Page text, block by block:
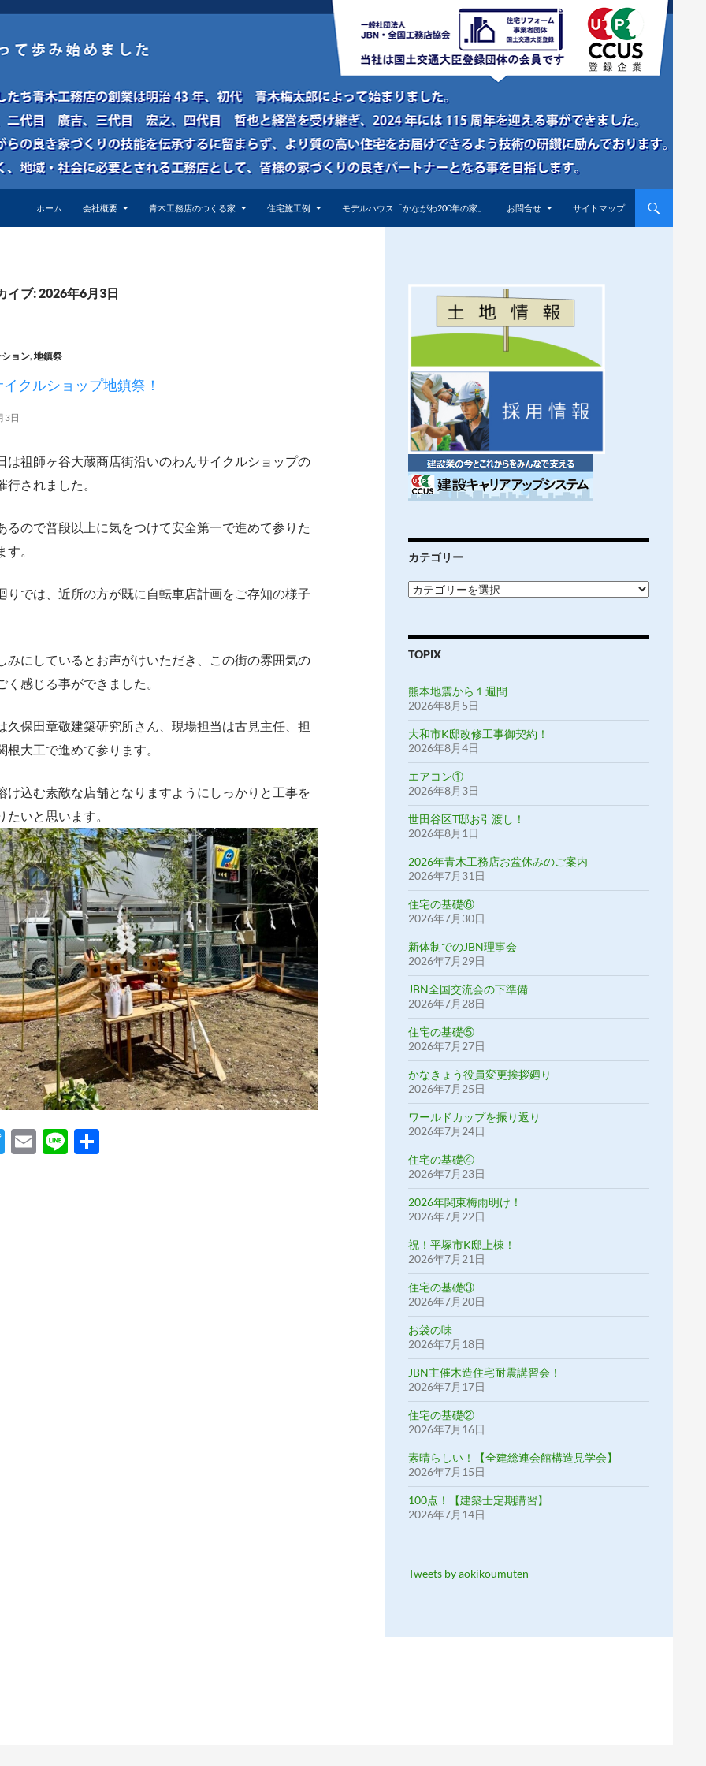
ホーム 会社概要 青木工務店のつくる家 住宅施工例 モデルハウス「かながわ200年の家」 お問合せ サイトマップ
イブ: 2026年6月3日
ョン,地鎮祭
クルショップ地鎮祭！
3日
は祖師ヶ谷大蔵商店街沿いのわんサイクルショップの
行されました。
るので普段以上に気をつけて安全第一で進めて参りた
。
りでは、近所の方が既に自転車店計画をご存知の様子
みにしているとお声がけいただき、この街の雰囲気の
く感じる事ができました。
久保田章敬建築研究所さん、現場担当は古見主任、担
根大工で進めて参ります。
け込む素敵な店舗となりますようにしっかりと工事を
たいと思います。
T
E
Li
カテゴリー
カ
テ
ー
TOPIX
熊本地震から１週間
2026年8月5日
大和市K邸改修工事御契約！
2026年8月4日
エアコン①
2026年8月3日
世田谷区T邸お引渡し！
2026年8月1日
2026年青木工務店お盆休みのご案内
2026年7月31日
住宅の基礎⑥
2026年7月30日
新体制でのJBN理事会
2026年7月29日
JBN全国交流会の下準備
2026年7月28日
住宅の基礎⑤
2026年7月27日
かなきょう役員変更挨拶廻り
2026年7月25日
ワールドカップを振り返り
2026年7月24日
住宅の基礎④
2026年7月23日
2026年関東梅雨明け！
2026年7月22日
祝！平塚市K邸上棟！
2026年7月21日
住宅の基礎③
2026年7月20日
お袋の味
2026年7月18日
JBN主催木造住宅耐震講習会！
2026年7月17日
住宅の基礎②
2026年7月16日
素晴らしい！【全建総連会館構造見学会】
2026年7月15日
100点！【建築士定期講習】
2026年7月14日
Tweets by aokikoumuten